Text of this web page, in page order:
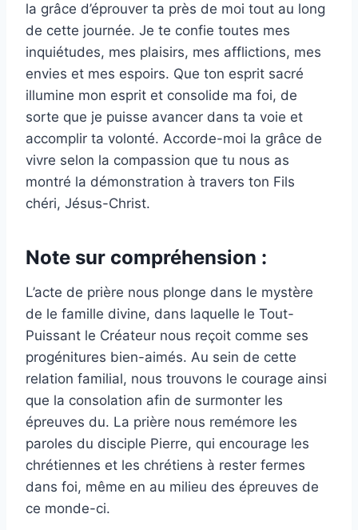
la grâce d’éprouver ta près de moi tout au long
de cette journée. Je te confie toutes mes
inquiétudes, mes plaisirs, mes afflictions, mes
envies et mes espoirs. Que ton esprit sacré
illumine mon esprit et consolide ma foi, de
sorte que je puisse avancer dans ta voie et
accomplir ta volonté. Accorde-moi la grâce de
vivre selon la compassion que tu nous as
montré la démonstration à travers ton Fils
chéri, Jésus-Christ.
Note sur compréhension :
L’acte de prière nous plonge dans le mystère
de le famille divine, dans laquelle le Tout-
Puissant le Créateur nous reçoit comme ses
progénitures bien-aimés. Au sein de cette
relation familial, nous trouvons le courage ainsi
que la consolation afin de surmonter les
épreuves du. La prière nous remémore les
paroles du disciple Pierre, qui encourage les
chrétiennes et les chrétiens à rester fermes
dans foi, même en au milieu des épreuves de
ce monde-ci.